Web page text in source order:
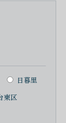
日暮里
東区